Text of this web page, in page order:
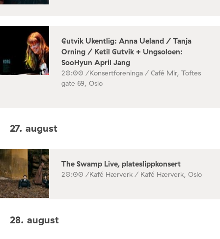
Gutvik Ukentlig: Anna Ueland / Tanja
Orning / Ketil Gutvik + Ungsoloen:
SooHyun April Jang
20:00 /Konsertforeninga / Café Mir, Toftes
gate 69, Oslo
27. august
The Swamp Live, plateslippkonsert
20:00 /Kafé Hærverk / Kafé Hærverk, Oslo
28. august